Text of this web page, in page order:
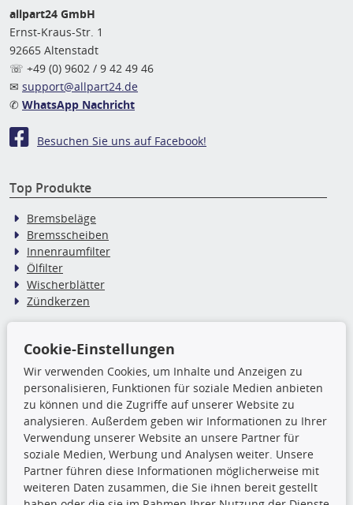
allpart24 GmbH
Ernst-Kraus-Str. 1
92665 Altenstadt
☏ +49 (0) 9602 / 9 42 49 46
✉ support@allpart24.de
✆ WhatsApp Nachricht
Besuchen Sie uns auf Facebook!
Top Produkte
Bremsbeläge
Bremsscheiben
Innenraumfilter
Ölfilter
Wischerblätter
Zündkerzen
TecDoc Inside
Die hier angezeigten Daten,
insbesondere die gesamte Datenbank,
dürfen nicht kopiert werden. Es ist zu
unterlassen, die Daten oder die gesamte Datenbank ohne
vorherige Zustimmung TecDocs zu vervielfältigen, zu
verbreiten und/oder diese Handlungen durch Dritte ausführen
zu lassen. Ein Zuwiderhandeln stellt eine
Urheberrechtsverletzung dar und wird verfolgt.
Cookie-Einstellungen
Wir verwenden Cookies, um Inhalte und Anzeigen zu
personalisieren, Funktionen für soziale Medien anbieten
zu können und die Zugriffe auf unserer Website zu
analysieren. Außerdem geben wir Informationen zu Ihrer
Verwendung unserer Website an unsere Partner für
soziale Medien, Werbung und Analysen weiter. Unsere
Partner führen diese Informationen möglicherweise mit
weiteren Daten zusammen, die Sie ihnen bereit gestellt